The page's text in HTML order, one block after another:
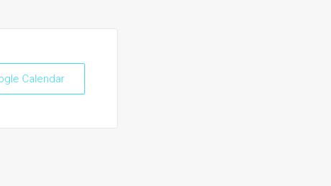
Calendar